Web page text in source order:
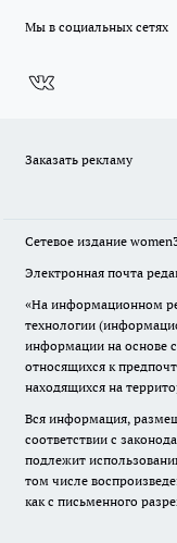
Мы в социальных сетях
Заказать рекламу
Сетевое издание
Электронная почта
«На информационном
технологии
информации на основе
относящихся к
находящихся на
Вся информация,
соответствии с
подлежит
том числе
как с письменного